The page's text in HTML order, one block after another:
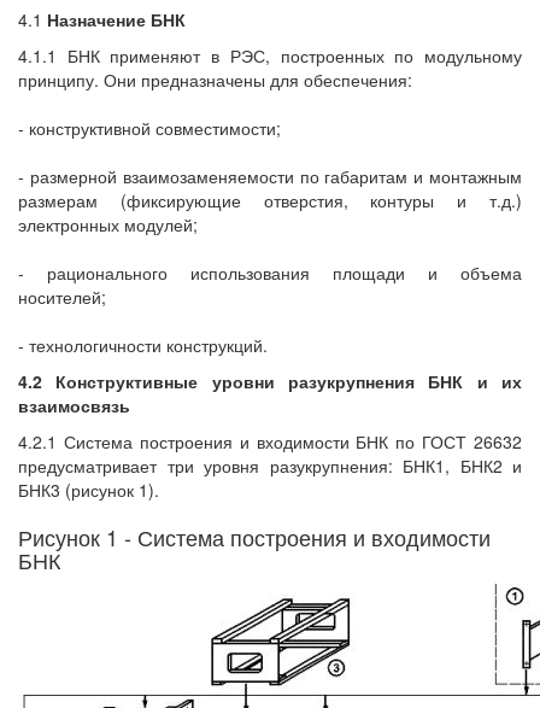
4.1 Назначение БНК
4.1.1 БНК применяют в РЭС, построенных по модульному
принципу. Они предназначены для обеспечения:
- конструктивной совместимости;
- размерной взаимозаменяемости по габаритам и монтажным
размерам (фиксирующие отверстия, контуры и т.д.)
электронных модулей;
- рационального использования площади и объема
носителей;
- технологичности конструкций.
4.2 Конструктивные уровни разукрупнения БНК и их
взаимосвязь
4.2.1 Система построения и входимости БНК по ГОСТ 26632
предусматривает три уровня разукрупнения: БНК1, БНК2 и
БНК3 (рисунок 1).
Рисунок 1 - Система построения и входимости
БНК